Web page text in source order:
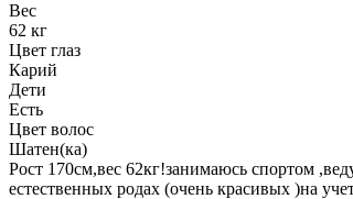
Вес
62 кг
Цвет глаз
Карий
Дети
Есть
Цвет волос
Шатен(ка)
Рост 170см,вес 62кг!занимаюсь спортом
естественных родах (очень красивых )на